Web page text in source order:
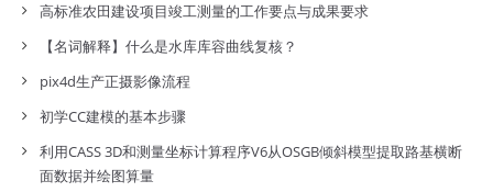
高标准农田建设项目竣工测量的工作要点与成果要求
【名词解释】什么是水库库容曲线复核？
pix4d生产正摄影像流程
初学CC建模的基本步骤
利用CASS 3D和测量坐标计算程序V6从OSGB倾斜模型提取路基横断
面数据并绘图算量